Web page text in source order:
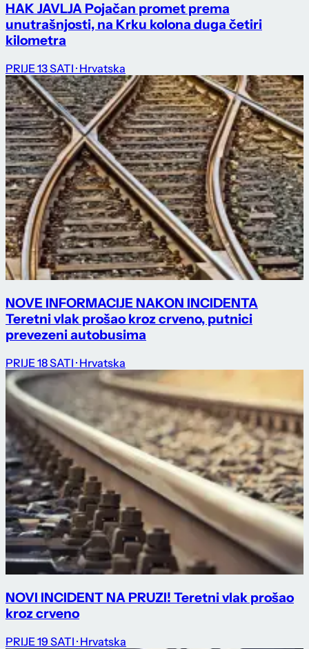
HAK JAVLJA Pojačan promet prema
unutrašnjosti, na Krku kolona duga četiri
kilometra
PRIJE 13 SATI · Hrvatska
NOVE INFORMACIJE NAKON INCIDENTA
Teretni vlak prošao kroz crveno, putnici
prevezeni autobusima
PRIJE 18 SATI · Hrvatska
NOVI INCIDENT NA PRUZI! Teretni vlak prošao
kroz crveno
PRIJE 19 SATI · Hrvatska